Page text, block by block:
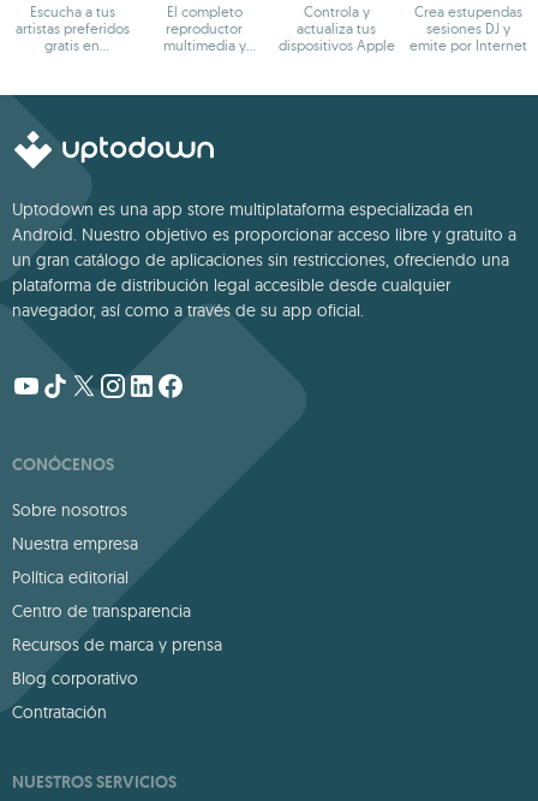
Escucha a tus
artistas preferidos
gratis en
El completo
reproductor
multimedia y
Controla y
actualiza tus
dispositivos Apple
Crea estupendas
sesiones DJ y
emite por Internet
Uptodown es una app store multiplataforma especializada en
Android. Nuestro objetivo es proporcionar acceso libre y gratuito a
un gran catálogo de aplicaciones sin restricciones, ofreciendo una
plataforma de distribución legal accesible desde cualquier
navegador, así como a través de su app oficial.
CONÓCENOS
Sobre nosotros
Nuestra empresa
Política editorial
Centro de transparencia
Recursos de marca y prensa
Blog corporativo
Contratación
NUESTROS SERVICIOS